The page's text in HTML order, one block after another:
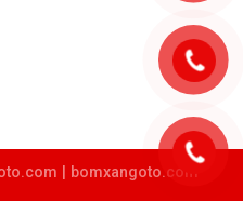
| bomxangoto.com